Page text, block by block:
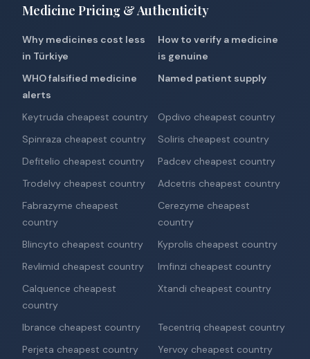
Medicine Pricing & Authenticity
Why medicines cost less
in Türkiye
How to verify a medicine
is genuine
WHO falsified medicine
alerts
Named patient supply
Keytruda cheapest country
Opdivo cheapest country
Spinraza cheapest country
Soliris cheapest country
Defitelio cheapest country
Padcev cheapest country
Trodelvy cheapest country
Adcetris cheapest country
Fabrazyme cheapest
country
Cerezyme cheapest
country
Blincyto cheapest country
Kyprolis cheapest country
Revlimid cheapest country
Imfinzi cheapest country
Calquence cheapest
country
Xtandi cheapest country
Ibrance cheapest country
Tecentriq cheapest country
Perjeta cheapest country
Yervoy cheapest country